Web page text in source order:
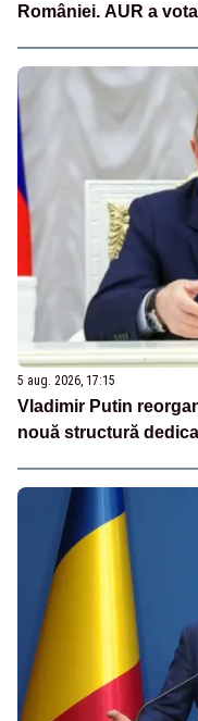
României. AUR a
5 aug. 2026, 17:15
Vladimir Putin
nouă structură